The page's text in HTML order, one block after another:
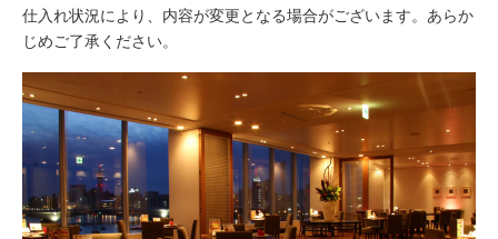
仕入れ状況により、内容が変更となる場合がございます。あらか
じめご了承ください。